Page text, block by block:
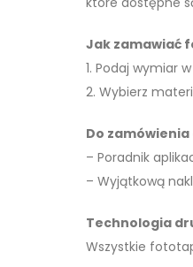
Jak zamawiać
1. Podaj wymiar
2. Wybierz
Do zamówienia
– Poradnik
– Wyjątkową
Technologia
Wszystkie